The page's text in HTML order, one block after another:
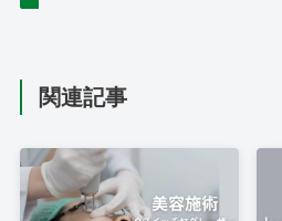
関連記事